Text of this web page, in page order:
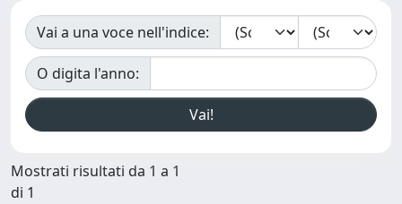
Vai a una voce nell'indice:
O digita l'anno:
Mostrati risultati da 1 a 1
di 1